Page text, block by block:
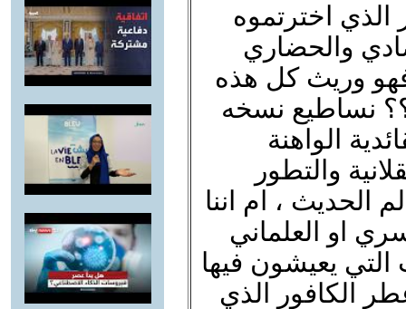
الذي اخترتموه
والحضاري
فهو وريث كل هذه
نساطيع نسخه
الواهنة
والتطور
الحديث ، ام اننا
او العلماني
التي يعيشون فيها
الكافور الذي